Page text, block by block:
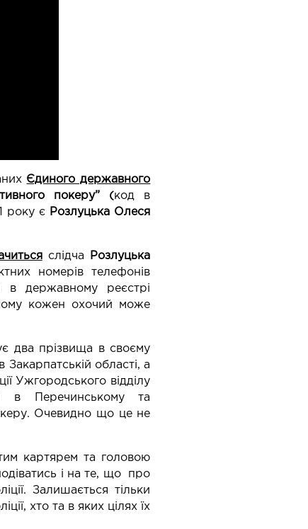
Єдиного державного
покеру” (код в
року є Розлуцька Олеся
слідча
Розлуцька
номерів телефонів
в державному реєстрі
чому кожен охочий може
два прізвища в своєму
області, а
Ужгородського відділу
в Перечинському та
Очевидно що це не
картярем та головою
і на те, що про
Залишається тільки
хто та в яких цілях їх